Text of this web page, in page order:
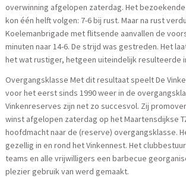
overwinning afgelopen zaterdag. Het bezoekende
kon één helft volgen: 7-6 bij rust. Maar na rust
Koelemanbrigade met flitsende aanvallen de
minuten naar 14-6. De strijd was gestreden. Het
het wat rustiger, hetgeen uiteindelijk resulteerde
Overgangsklasse Met dit resultaat speelt De
voor het eerst sinds 1990 weer in de
Vinkenreserves zijn net zo succesvol. Zij
winst afgelopen zaterdag op het Maartensdijkse
hoofdmacht naar de (reserve) overgangsklasse.
gezellig in en rond het Vinkennest. Het
teams en alle vrijwilligers een barbecue
plezier gebruik van werd gemaakt.